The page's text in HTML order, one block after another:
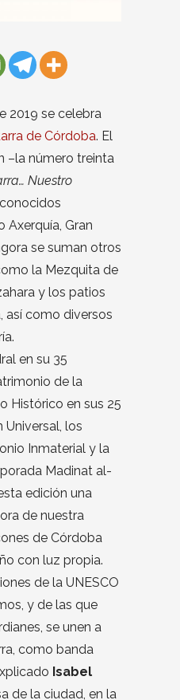
2019 se celebra
de Córdoba. El
–la número treinta
Nuestro
Axerquía, Gran
se suman otros
la Mezquita de
y los patios
así como diversos
en su 35
de la
Histórico en sus 25
Universal, los
Inmaterial y la
Madinat al-
edición una
de nuestra
de Córdoba
con luz propia.
de la UNESCO
y de las que
se unen a
como banda
Isabel
de la ciudad, en la